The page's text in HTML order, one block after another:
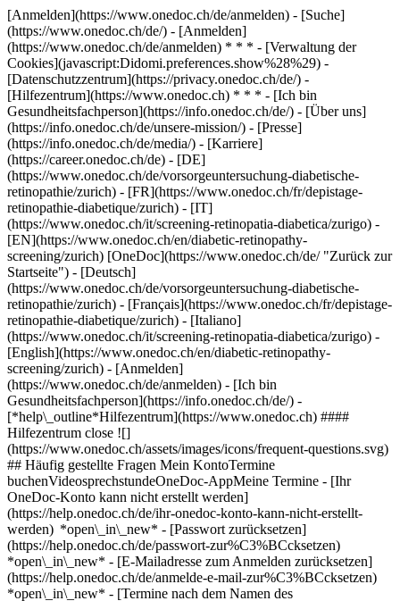
[Anmelden](https://www.onedoc.ch/de/anmelden) - [Suche]
(https://www.onedoc.ch/de/) - [Anmelden]
(https://www.onedoc.ch/de/anmelden) * * * - [Verwaltung der
Cookies](javascript:Didomi.preferences.show%28%29) -
[Datenschutzzentrum](https://privacy.onedoc.ch/de/) -
[Hilfezentrum](https://www.onedoc.ch) * * * - [Ich bin
Gesundheitsfachperson](https://info.onedoc.ch/de/) - [Über uns]
(https://info.onedoc.ch/de/unsere-mission/) - [Presse]
(https://info.onedoc.ch/de/media/) - [Karriere]
(https://career.onedoc.ch/de) - [DE]
(https://www.onedoc.ch/de/vorsorgeuntersuchung-diabetische-
retinopathie/zurich) - [FR](https://www.onedoc.ch/fr/depistage-
retinopathie-diabetique/zurich) - [IT]
(https://www.onedoc.ch/it/screening-retinopatia-diabetica/zurigo) -
[EN](https://www.onedoc.ch/en/diabetic-retinopathy-
screening/zurich) [OneDoc](https://www.onedoc.ch/de/ "Zurück zur
Startseite") - [Deutsch]
(https://www.onedoc.ch/de/vorsorgeuntersuchung-diabetische-
retinopathie/zurich) - [Français](https://www.onedoc.ch/fr/depistage-
retinopathie-diabetique/zurich) - [Italiano]
(https://www.onedoc.ch/it/screening-retinopatia-diabetica/zurigo) -
[English](https://www.onedoc.ch/en/diabetic-retinopathy-
screening/zurich) - [Anmelden]
(https://www.onedoc.ch/de/anmelden) - [Ich bin
Gesundheitsfachperson](https://info.onedoc.ch/de/) -
[*help\_outline*Hilfezentrum](https://www.onedoc.ch) ####
Hilfezentrum close ![]
(https://www.onedoc.ch/assets/images/icons/frequent-questions.svg)
## Häufig gestellte Fragen Mein KontoTermine
buchenVideosprechstundeOneDoc-AppMeine Termine - [Ihr
OneDoc-Konto kann nicht erstellt werden]
(https://help.onedoc.ch/de/ihr-onedoc-konto-kann-nicht-erstellt-
werden) *open\_in\_new* - [Passwort zurücksetzen]
(https://help.onedoc.ch/de/passwort-zur%C3%BCcksetzen)
*open\_in\_new* - [E-Mailadresse zum Anmelden zurücksetzen]
(https://help.onedoc.ch/de/anmelde-e-mail-zur%C3%BCcksetzen)
*open\_in\_new* - [Termine nach dem Namen des